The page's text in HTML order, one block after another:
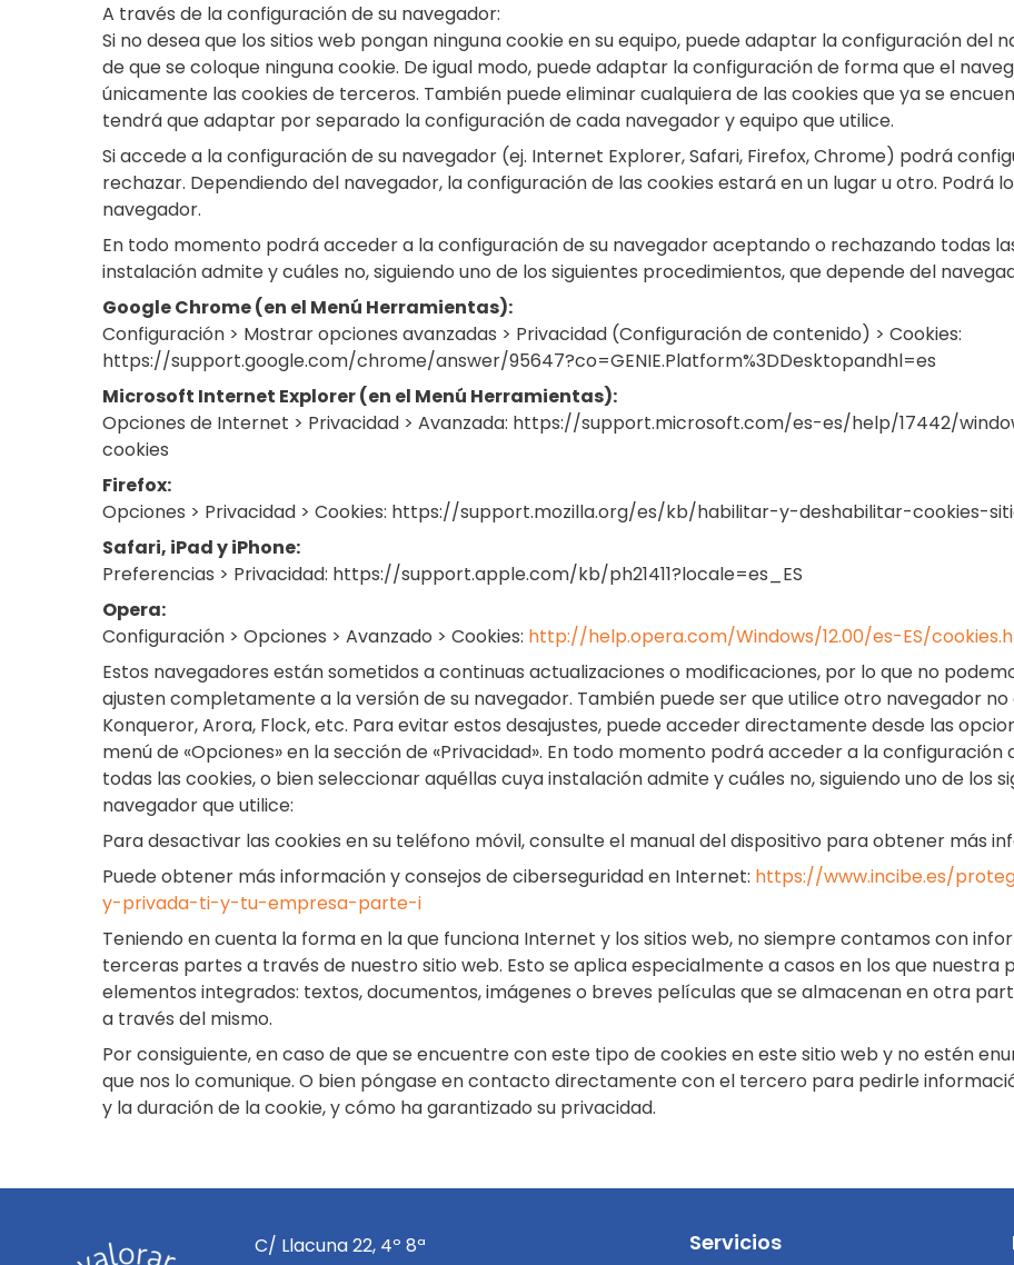
A través de la configuración de su navegador:
Si no desea que los sitios web pongan ninguna cookie en su equipo, puede adaptar la configuración del
de que se coloque ninguna cookie. De igual modo, puede adaptar la configuración de forma que el
únicamente las cookies de terceros. También puede eliminar cualquiera de las cookies que ya se
tendrá que adaptar por separado la configuración de cada navegador y equipo que utilice.
Si accede a la configuración de su navegador (ej. Internet Explorer, Safari, Firefox, Chrome) podrá
rechazar. Dependiendo del navegador, la configuración de las cookies estará en un lugar u otro. Podrá
navegador.
En todo momento podrá acceder a la configuración de su navegador aceptando o rechazando todas
instalación admite y cuáles no, siguiendo uno de los siguientes procedimientos, que depende del
Google Chrome (en el Menú Herramientas):
Configuración > Mostrar opciones avanzadas > Privacidad (Configuración de contenido) > Cookies:
https://support.google.com/chrome/answer/95647?co=GENIE.Platform%3DDesktopandhl=es
Microsoft Internet Explorer (en el Menú Herramientas):
Opciones de Internet > Privacidad > Avanzada: https://support.microsoft.com/es-es/help/17442/
cookies
Firefox:
Opciones > Privacidad > Cookies: https://support.mozilla.org/es/kb/habilitar-y-deshabilitar-cookies-
Safari, iPad y iPhone:
Preferencias > Privacidad: https://support.apple.com/kb/ph21411?locale=es_ES
Opera:
Configuración > Opciones > Avanzado > Cookies: http://help.opera.com/Windows/12.00/es-ES/
Estos navegadores están sometidos a continuas actualizaciones o modificaciones, por lo que no
ajusten completamente a la versión de su navegador. También puede ser que utilice otro navegador
Konqueror, Arora, Flock, etc. Para evitar estos desajustes, puede acceder directamente desde las
menú de «Opciones» en la sección de «Privacidad». En todo momento podrá acceder a la
todas las cookies, o bien seleccionar aquéllas cuya instalación admite y cuáles no, siguiendo uno de los
navegador que utilice:
Para desactivar las cookies en su teléfono móvil, consulte el manual del dispositivo para obtener más
Puede obtener más información y consejos de ciberseguridad en Internet: https://www.incibe.es/
y-privada-ti-y-tu-empresa-parte-i
Teniendo en cuenta la forma en la que funciona Internet y los sitios web, no siempre contamos con
terceras partes a través de nuestro sitio web. Esto se aplica especialmente a casos en los que nuestra
elementos integrados: textos, documentos, imágenes o breves películas que se almacenan en otra
a través del mismo.
Por consiguiente, en caso de que se encuentre con este tipo de cookies en este sitio web y no estén
que nos lo comunique. O bien póngase en contacto directamente con el tercero para pedirle
y la duración de la cookie, y cómo ha garantizado su privacidad.
C/ Llacuna 22, 4º 8ª
Servicios